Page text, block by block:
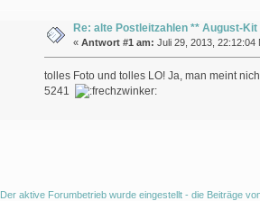
Re: alte Postleitzahlen ** August-Kit
« Antwort #1 am: Juli 29, 2013, 22:12:04
tolles Foto und tolles LO! Ja, man meint
5241
Der aktive Forumbetrieb wurde eingestellt - die Beiträge